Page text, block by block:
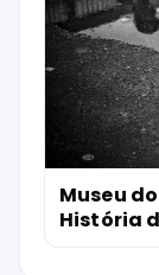
Museu
História